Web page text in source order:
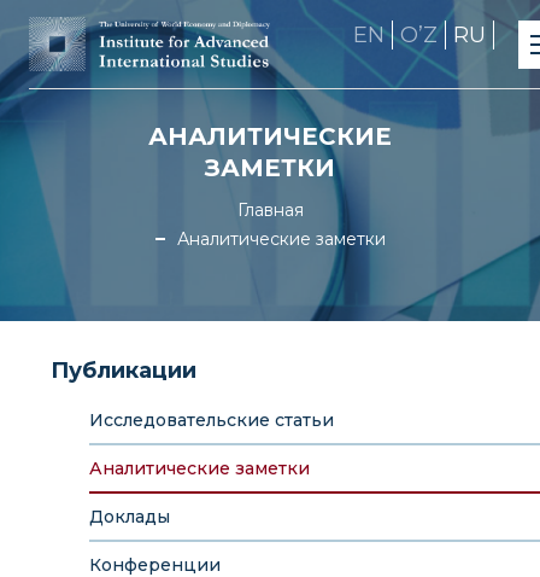
EN OʼZ RU
АНАЛИТИЧЕСКИЕ
ЗАМЕТКИ
Главная
Аналитические заметки
Публикации
Исследовательские статьи
Аналитические заметки
Доклады
Конференции